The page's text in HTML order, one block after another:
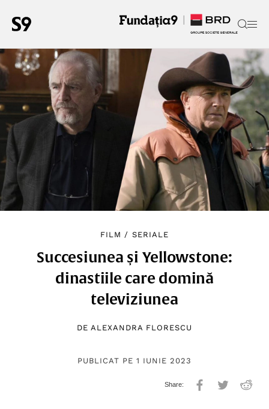
FILM / SERIALE
Succesiunea și Yellowstone:
dinastiile care domină
televiziunea
DE ALEXANDRA FLORESCU
PUBLICAT PE 1 IUNIE 2023